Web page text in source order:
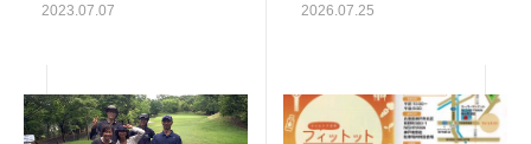
2023.07.07 2026.07.25